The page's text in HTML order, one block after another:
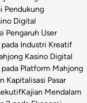
Pendukung
Digital
Pengaruh User
Industri Kreatif
Kasino Digital
Platform Mahjong
Kapitalisasi Pasar
Kajian Mendalam